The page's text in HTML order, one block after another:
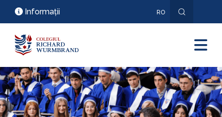
Informații RO